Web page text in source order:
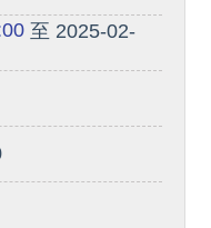
至 2025-02-